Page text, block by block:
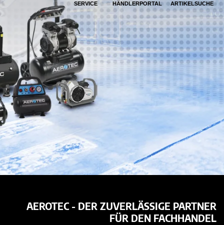
SERVICE HÄNDLERPORTAL ARTIKELSUCHE
AEROTEC - DER ZUVERLÄSSIGE PARTNER
FÜR DEN FACHHANDEL